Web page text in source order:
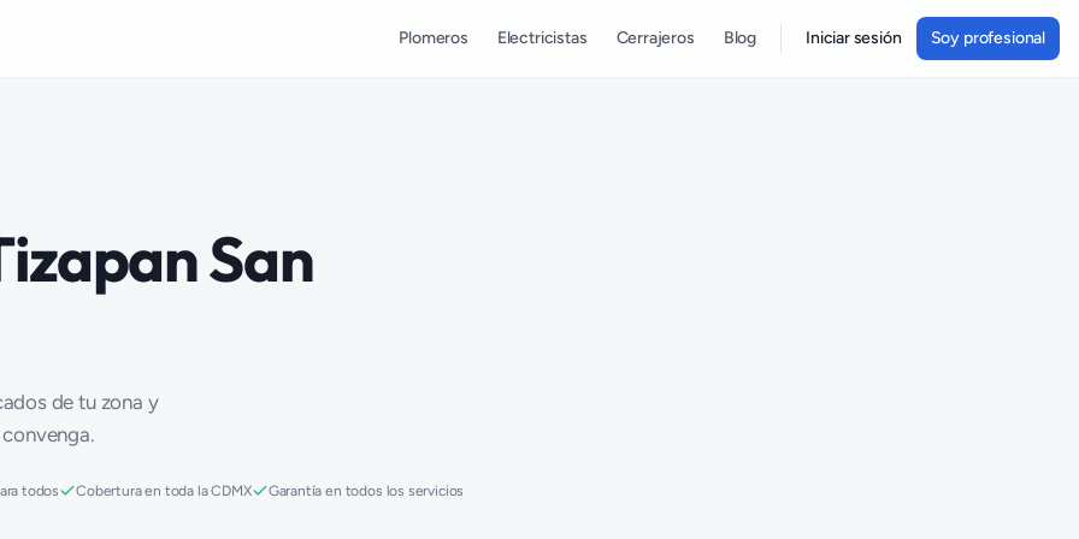
Plomeros Electricistas Cerrajeros Blog Iniciar sesión Soy profesional
San
de tu zona y
todos Cobertura en toda la CDMX Garantía en todos los servicios